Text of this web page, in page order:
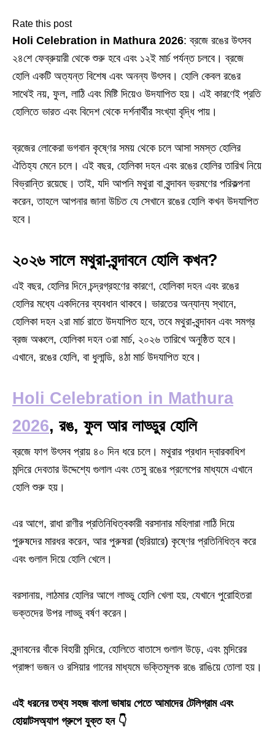
Rate this post
Holi Celebration in Mathura 2026: ব্রজে রঙের উৎসব
২৪শে ফেব্রুয়ারী থেকে শুরু হবে এবং ১২ই মার্চ পর্যন্ত চলবে। ব্রজে
হোলি একটি অত্যন্ত বিশেষ এবং অনন্য উৎসব। হোলি কেবল রঙের
সাথেই নয়, ফুল, লাঠি এবং মিষ্টি দিয়েও উদযাপিত হয়। এই কারণেই প্রতি
হোলিতে ভারত এবং বিদেশ থেকে দর্শনার্থীর সংখ্যা বৃদ্ধি পায়।
ব্রজের লোকেরা ভগবান কৃষ্ণের সময় থেকে চলে আসা সমস্ত হোলির
ঐতিহ্য মেনে চলে। এই বছর, হোলিকা দহন এবং রঙের হোলির তারিখ নিয়ে
বিভ্রান্তি রয়েছে। তাই, যদি আপনি মথুরা বা বৃন্দাবন ভ্রমণের পরিকল্পনা
করেন, তাহলে আপনার জানা উচিত যে সেখানে রঙের হোলি কখন উদযাপিত
হবে।
২০২৬ সালে মথুরা-বৃন্দাবনে হোলি কখন?
এই বছর, হোলির দিনে চন্দ্রগ্রহণের কারণে, হোলিকা দহন এবং রঙের
হোলির মধ্যে একদিনের ব্যবধান থাকবে। ভারতের অন্যান্য স্থানে,
হোলিকা দহন ২রা মার্চ রাতে উদযাপিত হবে, তবে মথুরা-বৃন্দাবন এবং সমগ্র
ব্রজ অঞ্চলে, হোলিকা দহন ৩রা মার্চ, ২০২৬ তারিখে অনুষ্ঠিত হবে।
এখানে, রঙের হোলি, বা ধুলান্ডি, ৪ঠা মার্চ উদযাপিত হবে।
Holi Celebration in Mathura
2026, রঙ, ফুল আর লাড্ডুর হোলি
ব্রজে ফাগ উৎসব প্রায় ৪০ দিন ধরে চলে। মথুরার প্রধান দ্বারকাধিশ
মন্দিরে দেবতার উদ্দেশ্যে গুলাল এবং তেসু রঙের প্রলেপের মাধ্যমে এখানে
হোলি শুরু হয়।
এর আগে, রাধা রাণীর প্রতিনিধিত্বকারী বরসানার মহিলারা লাঠি দিয়ে
পুরুষদের মারধর করেন, আর পুরুষরা (হুরিয়ারে) কৃষ্ণের প্রতিনিধিত্ব করে
এবং গুলাল দিয়ে হোলি খেলে।
বরসানায়, লাঠমার হোলির আগে লাড্ডু হোলি খেলা হয়, যেখানে পুরোহিতরা
ভক্তদের উপর লাড্ডু বর্ষণ করেন।
বৃন্দাবনের বাঁকে বিহারী মন্দিরে, হোলিতে বাতাসে গুলাল উড়ে, এবং মন্দিরের
প্রাঙ্গণ ভজন ও রসিয়ার গানের মাধ্যমে ভক্তিমূলক রঙে রাঙিয়ে তোলা হয়।
এই ধরনের তথ্য সহজ বাংলা ভাষায় পেতে আমাদের টেলিগ্রাম এবং
হোয়াটসঅ্যাপ গ্রুপে যুক্ত হন 👇